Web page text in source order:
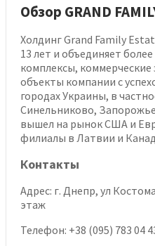
Обзор GRAND
Холдинг Grand Family
13 лет и объединяет
комплексы,
объекты компании с
городах Украины, в
Синельниково,
вышел на рынок США и
филиалы в Латвии и
Контакты
Адрес: г. Днепр, ул
этаж
Телефон: +38 (095) 783 04